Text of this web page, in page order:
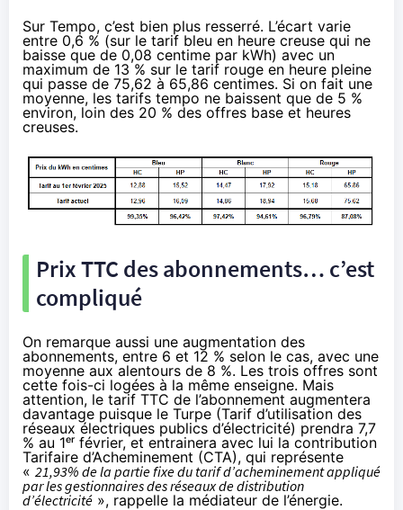
Sur Tempo, c’est bien plus resserré. L’écart varie
entre 0,6 % (sur le tarif bleu en heure creuse qui ne
baisse que de 0,08 centime par kWh) avec un
maximum de 13 % sur le tarif rouge en heure pleine
qui passe de 75,62 à 65,86 centimes. Si on fait une
moyenne, les tarifs tempo ne baissent que de 5 %
environ, loin des 20 % des offres base et heures
creuses.
Prix TTC des abonnements… c’est
compliqué
On remarque aussi une augmentation des
abonnements, entre 6 et 12 % selon le cas, avec une
moyenne aux alentours de 8 %. Les trois offres sont
cette fois-ci logées à la même enseigne. Mais
attention, le tarif TTC de l’abonnement augmentera
davantage puisque le Turpe (Tarif d’utilisation des
réseaux électriques publics d’électricité) prendra 7,7
% au 1ᵉʳ février, et entrainera avec lui la contribution
Tarifaire d’Acheminement (CTA), qui représente
« 21,93% de la partie fixe du tarif d’acheminement appliqué
par les gestionnaires des réseaux de distribution
d’électricité », rappelle la médiateur de l’énergie.